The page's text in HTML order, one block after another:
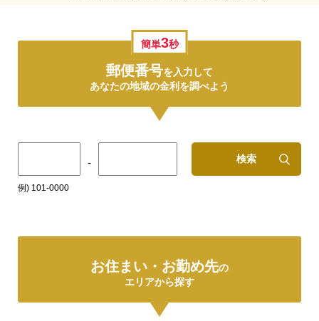
簡単3秒
郵便番号を入力して
あなたの地域の金利を調べよう
- 検索
例) 101-0000
お住まい・お勤め先の
エリアから探す